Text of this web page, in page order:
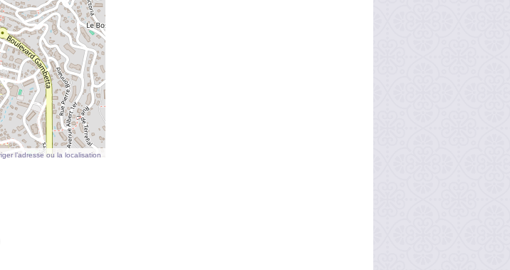
l’adresse ou la localisation